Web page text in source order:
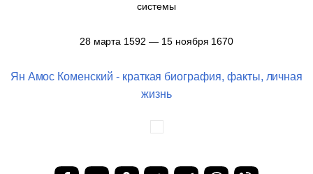
системы
28 марта 1592 — 15 ноября 1670
Ян Амос Коменский - краткая биография, факты, личная
жизнь